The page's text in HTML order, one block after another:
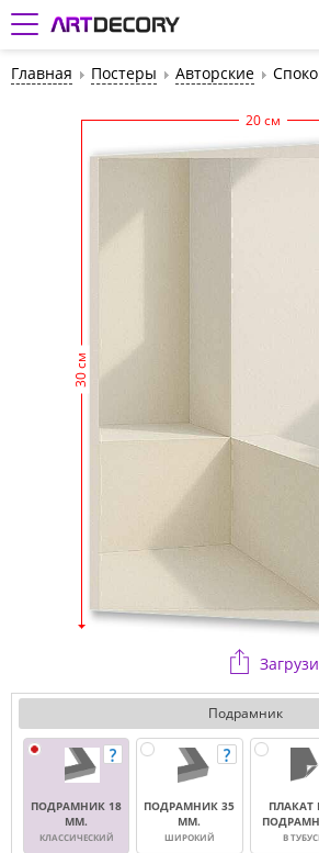
Главная Постеры Авторские
20 см
30 см
Подрамник
ПОДРАМНИК 18
ММ.
КЛАССИЧЕСКИЙ
ПОДРАМНИК 35
ММ.
ШИРОКИЙ
ПЛАКАТ
В